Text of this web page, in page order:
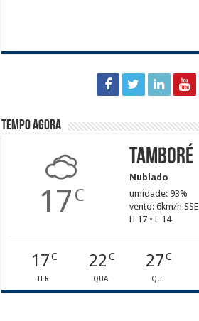
Tempo agora
17 C
Tamboré
Nublado
umidade: 93%
vento: 6km/h SSE
H 17 • L 14
17C
TER
22 C
QUA
27 C
QUI